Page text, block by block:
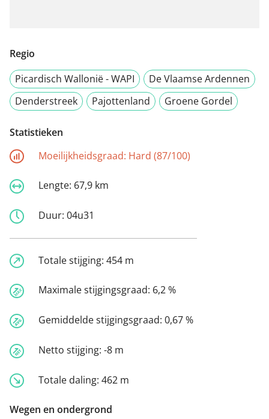
Regio
Picardisch Wallonië - WAPI
De Vlaamse Ardennen
Denderstreek
Pajottenland Groene Gordel
Statistieken
Moeilijkheidsgraad: Hard (87/100)
Lengte: 67,9 km
Duur: 04u31
Totale stijging: 454 m
Maximale stijgingsgraad: 6,2 %
Gemiddelde stijgingsgraad: 0,67 %
Netto stijging: -8 m
Totale daling: 462 m
Wegen en ondergrond